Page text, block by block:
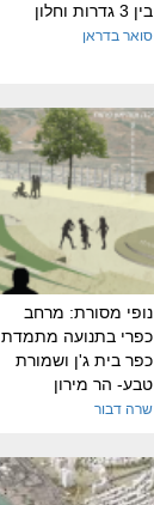
בין 3 גדרות וחלון
סואר בדראן
נופי מסורת: מרחב
כפרי בתנועה מתמדת
כפר בית ג'ן ושמורת
טבע- הר מירון
שרה דבור